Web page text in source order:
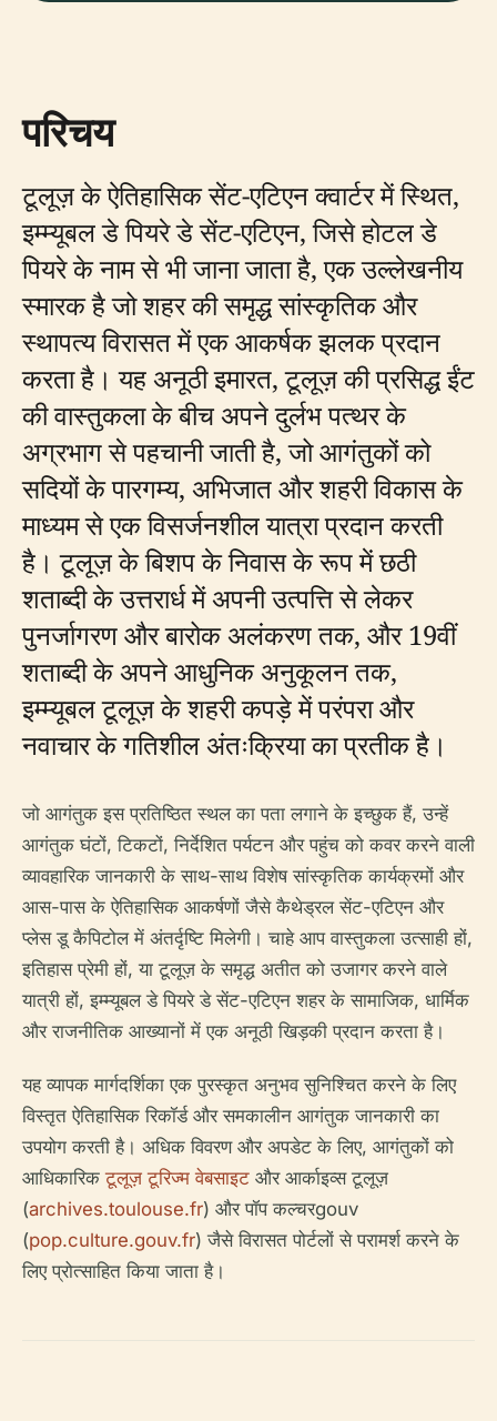
परिचय
टूलूज़ के ऐतिहासिक सेंट-एटिएन क्वार्टर में स्थित,
इम्म्यूबल डे पियरे डे सेंट-एटिएन, जिसे होटल डे
पियरे के नाम से भी जाना जाता है, एक उल्लेखनीय
स्मारक है जो शहर की समृद्ध सांस्कृतिक और
स्थापत्य विरासत में एक आकर्षक झलक प्रदान
करता है। यह अनूठी इमारत, टूलूज़ की प्रसिद्ध ईंट
की वास्तुकला के बीच अपने दुर्लभ पत्थर के
अग्रभाग से पहचानी जाती है, जो आगंतुकों को
सदियों के पारगम्य, अभिजात और शहरी विकास के
माध्यम से एक विसर्जनशील यात्रा प्रदान करती
है। टूलूज़ के बिशप के निवास के रूप में छठी
शताब्दी के उत्तरार्ध में अपनी उत्पत्ति से लेकर
पुनर्जागरण और बारोक अलंकरण तक, और 19वीं
शताब्दी के अपने आधुनिक अनुकूलन तक,
इम्म्यूबल टूलूज़ के शहरी कपड़े में परंपरा और
नवाचार के गतिशील अंतःक्रिया का प्रतीक है।
जो आगंतुक इस प्रतिष्ठित स्थल का पता लगाने के इच्छुक हैं, उन्हें
आगंतुक घंटों, टिकटों, निर्देशित पर्यटन और पहुंच को कवर करने वाली
व्यावहारिक जानकारी के साथ-साथ विशेष सांस्कृतिक कार्यक्रमों और
आस-पास के ऐतिहासिक आकर्षणों जैसे कैथेड्रल सेंट-एटिएन और
प्लेस डू कैपिटोल में अंतर्दृष्टि मिलेगी। चाहे आप वास्तुकला उत्साही हों,
इतिहास प्रेमी हों, या टूलूज़ के समृद्ध अतीत को उजागर करने वाले
यात्री हों, इम्म्यूबल डे पियरे डे सेंट-एटिएन शहर के सामाजिक, धार्मिक
और राजनीतिक आख्यानों में एक अनूठी खिड़की प्रदान करता है।
यह व्यापक मार्गदर्शिका एक पुरस्कृत अनुभव सुनिश्चित करने के लिए
विस्तृत ऐतिहासिक रिकॉर्ड और समकालीन आगंतुक जानकारी का
उपयोग करती है। अधिक विवरण और अपडेट के लिए, आगंतुकों को
आधिकारिकटूलूज़ टूरिज्म वेबसाइट और आर्काइव्स टूलूज़
(archives.toulouse.fr) और पॉप कल्चरgouv
(pop.culture.gouv.fr) जैसे विरासत पोर्टलों से परामर्श करने के
लिए प्रोत्साहित किया जाता है।